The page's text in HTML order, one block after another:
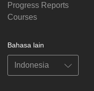
Progress Reports
Courses
Bahasa lain